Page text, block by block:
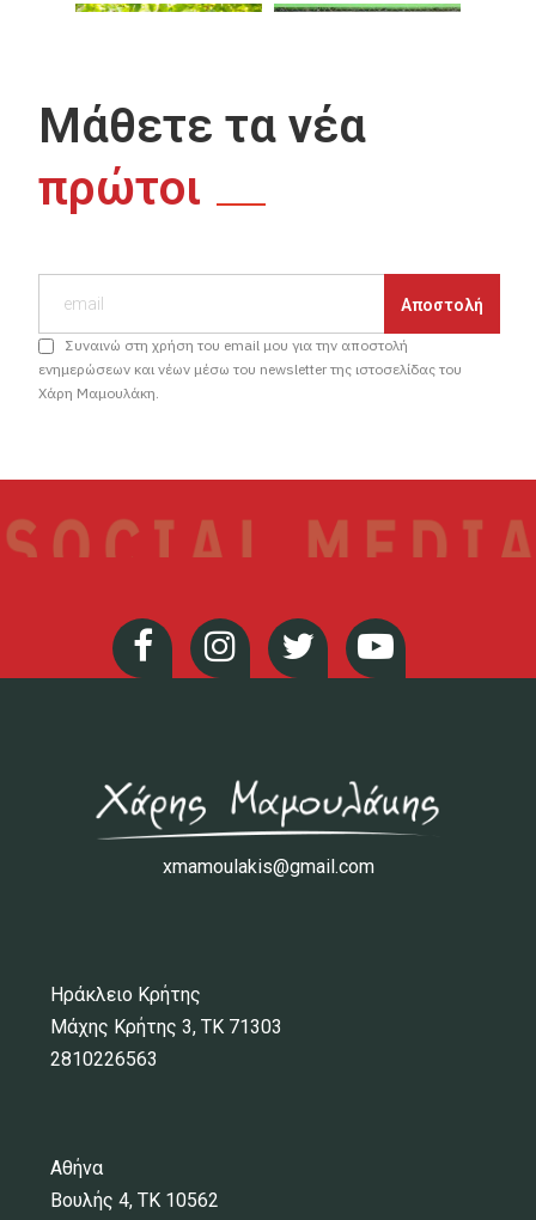
Μάθετε τα νέα
πρώτοι
Συναινώ στη χρήση του email μου για την αποστολή
ενημερώσεων και νέων μέσω του newsletter της ιστοσελίδας του
Χάρη Μαμουλάκη.
xmamoulakis@gmail.com
Ηράκλειο Κρήτης
Μάχης Κρήτης 3, ΤΚ 71303
2810226563
Αθήνα
Βουλής 4, ΤΚ 10562